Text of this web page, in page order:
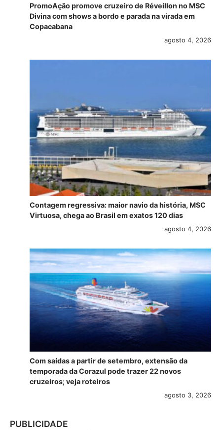
PromoAção promove cruzeiro de Réveillon no MSC
Divina com shows a bordo e parada na virada em
Copacabana
agosto 4, 2026
Contagem regressiva: maior navio da história, MSC
Virtuosa, chega ao Brasil em exatos 120 dias
agosto 4, 2026
Com saídas a partir de setembro, extensão da
temporada da Corazul pode trazer 22 novos
cruzeiros; veja roteiros
agosto 3, 2026
PUBLICIDADE